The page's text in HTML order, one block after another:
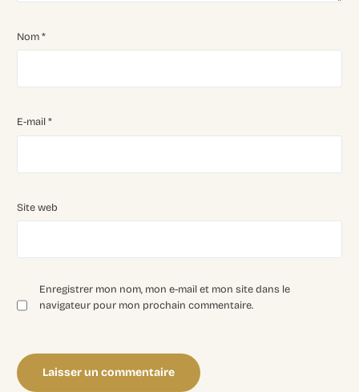
Nom*
E-mail*
Site web
Enregistrer mon nom, mon e-mail et mon site dans le
navigateur pour mon prochain commentaire.